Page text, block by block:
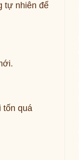
tự nhiên để
tốn quá